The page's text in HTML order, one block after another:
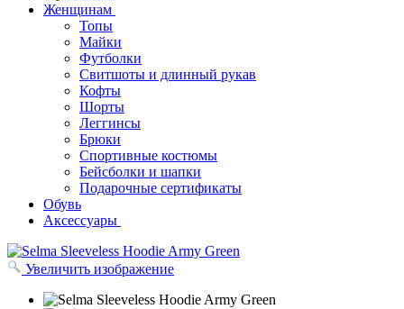
Женщинам
Топы
Майки
Футболки
Свитшоты и длинный рукав
Кофты
Шорты
Леггинсы
Брюки
Спортивные костюмы
Бейсболки и шапки
Подарочные сертификаты
Обувь
Аксессуары
Увеличить изображение